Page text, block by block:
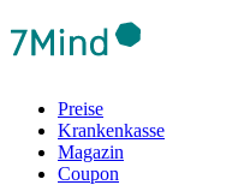
Preise
Krankenkasse
Magazin
Coupon